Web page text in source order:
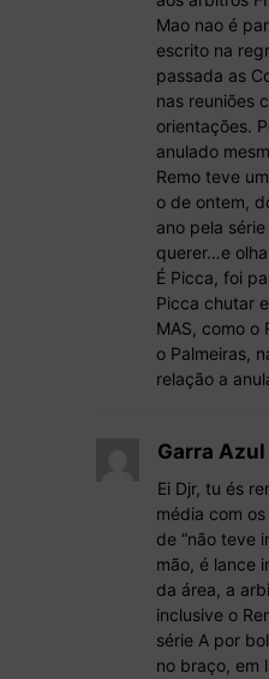
Mao nao é
escrito na
passada as
nas reuniões
orientações.
anulado
Remo teve
o de ontem,
ano pela
querer…e
É Picca, foi
Picca chutar
MAS, como o
o Palmeiras,
relação a
Garra Azul
Ei Djr, tu és
média com
de “não teve
mão, é lance
da área, a
inclusive o
série A por
no braço, em